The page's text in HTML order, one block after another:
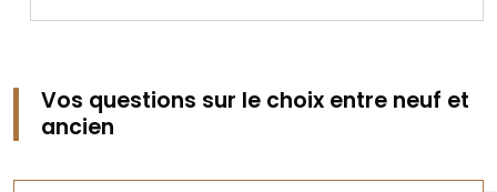
Vos questions sur le choix entre neuf et
ancien